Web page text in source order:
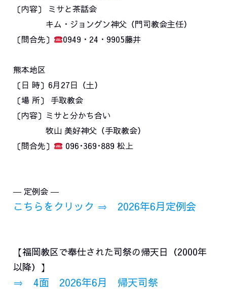
〔内容〕 ミサと茶話会
キム・ジョングン神父（門司教会主任）
〔問合先〕
0949・24・9905藤井
熊本地区
〔日 時〕6月27日（土）
〔場 所〕 手取教会
〔内容〕ミサと分かち合い
牧山 美好神父（手取教会）
〔問合先〕
096･369･889 松上
― 定例会 ―
こちらをクリック ⇒ 2026年6月定例会
【福岡教区で奉仕された司祭の帰天日（2000年
以降）】
⇒ 4面 2026年6月 帰天司祭